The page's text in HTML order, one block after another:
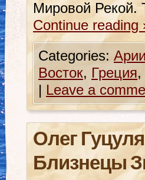
Мировой Рекой.
Continue reading
Categories: Арии
Восток, Греция,
| Leave a
Олег
Близнецы